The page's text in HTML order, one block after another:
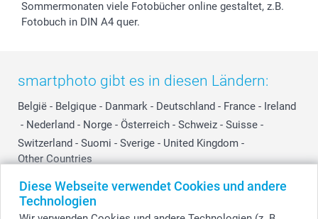
Diese Webseite verwendet Cookies und andere
Technologien
Sommermonaten viele Fotobücher online gestaltet, z.B.
Fotobuch in DIN A4 quer.
smartphoto gibt es in diesen Ländern:
België - Belgique - Danmark - Deutschland - France - Ireland
- Nederland - Norge - Österreich - Schweiz - Suisse -
Switzerland - Suomi - Sverige - United Kingdom -
Other Countries
Alle Preise verstehen sich in Schweizer Franken (CHF) inkl. MwSt. und zzgl.